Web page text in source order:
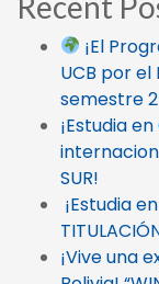
¡El
UCB por
semestre
¡Estudia
SUR!
¡Estudia
¡Vive una